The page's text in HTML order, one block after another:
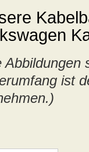
Abbildungen
ist